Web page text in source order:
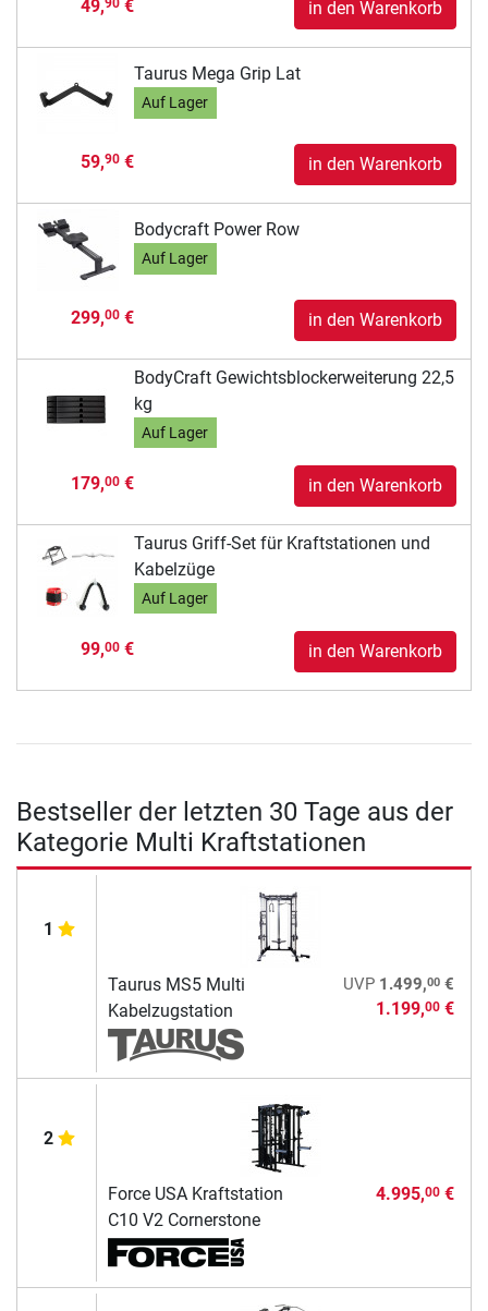
49,90€ in den Warenkorb
Taurus Mega Grip Lat
Auf Lager
59,90€ in den Warenkorb
Bodycraft Power Row
Auf Lager
299,00€ in den Warenkorb
BodyCraft Gewichtsblockerweiterung 22,5
kg
Auf Lager
179,00€ in den Warenkorb
Taurus Griff-Set für Kraftstationen und
Kabelzüge
Auf Lager
99,00€ in den Warenkorb
Bestseller der letzten 30 Tage aus der
Kategorie Multi Kraftstationen
1
Taurus MS5 Multi
Kabelzugstation
UVP 1.499,00€
1.199,00€
2
Force USA Kraftstation
C10 V2 Cornerstone
4.995,00€